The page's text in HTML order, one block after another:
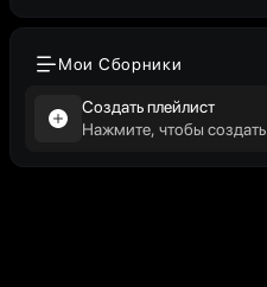
Мои Сборники
Создать плейлист
Нажмите, чтобы создать